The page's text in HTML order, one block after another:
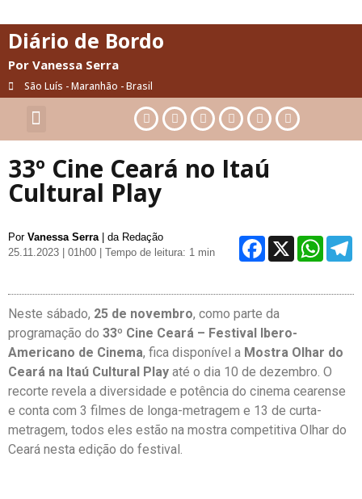
Diário de Bordo
Por Vanessa Serra
São Luís - Maranhão - Brasil
33º Cine Ceará no Itaú
Cultural Play
Por Vanessa Serra | da Redação
25.11.2023 | 01h00
| Tempo de leitura: 1 min X
Neste sábado, 25 de novembro, como parte da
programação do 33º Cine Ceará – Festival Ibero-
Americano de Cinema, fica disponível a Mostra Olhar do
Ceará na Itaú Cultural Play até o dia 10 de dezembro. O
recorte revela a diversidade e potência do cinema cearense
e conta com 3 filmes de longa-metragem e 13 de curta-
metragem, todos eles estão na mostra competitiva Olhar do
Ceará nesta edição do festival.